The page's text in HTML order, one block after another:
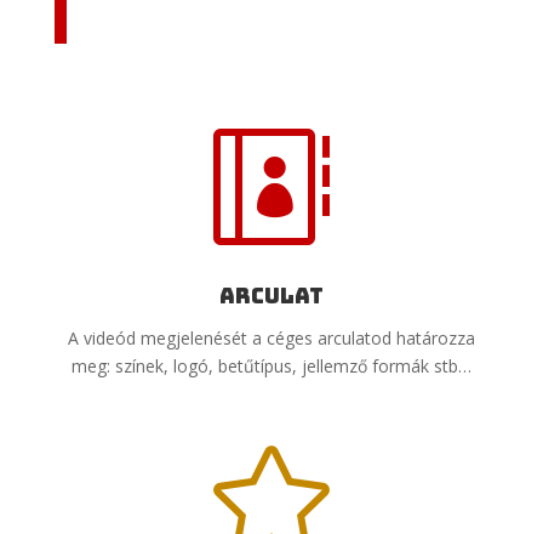

Arculat
A videód megjelenését a céges arculatod határozza
meg: színek, logó, betűtípus, jellemző formák stb…
